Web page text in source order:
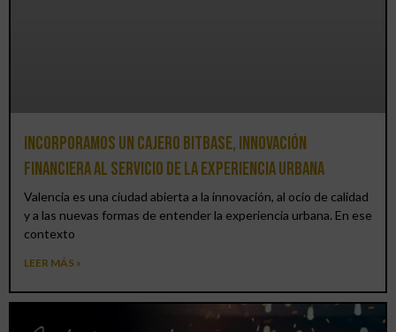
Incorporamos un cajero BitBase, innovación
financiera al servicio de la experiencia urbana
Valencia es una ciudad abierta a la innovación, al ocio de calidad
y a las nuevas formas de entender la experiencia urbana. En ese
contexto
LEER MÁS »